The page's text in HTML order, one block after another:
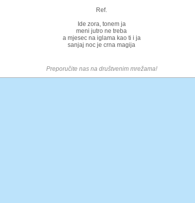
Ref.
Ide zora, tonem ja
meni jutro ne treba
a mjesec na iglama kao ti i ja
sanjaj noc je crna magija
Preporučite nas na društvenim mrežama!